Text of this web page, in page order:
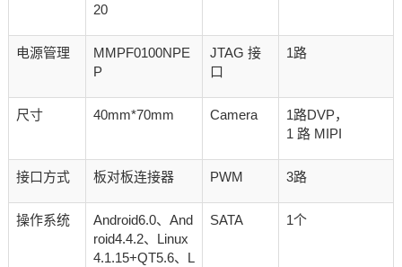
20
电源管理
MMPF0100NPE
P
JTAG 接
口
1路
尺寸 40mm*70mm Camera
1路DVP，
1 路 MIPI
接口方式 板对板连接器 PWM 3路
操作系统
Android6.0、And
roid4.4.2、Linux
4.1.15+QT5.6、L
SATA 1个